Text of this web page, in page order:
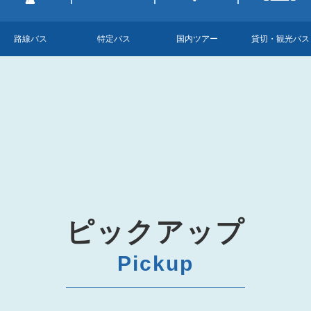
路線バス 特定バス 国内ツアー 貸切・観光バス
ピックアップ
Pickup